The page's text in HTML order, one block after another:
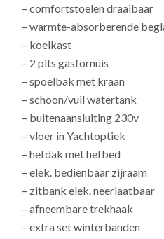
– comfortstoelen draaibaar
– warmte-absorberende
– koelkast
– 2 pits gasfornuis
– spoelbak met kraan
– schoon/vuil watertank
– buitenaansluiting 230v
– vloer in Yachtoptiek
– hefdak met hefbed
– elek. bedienbaar zijraam
– zitbank elek. neerlaatbaar
– afneembare trekhaak
– extra set winterbanden